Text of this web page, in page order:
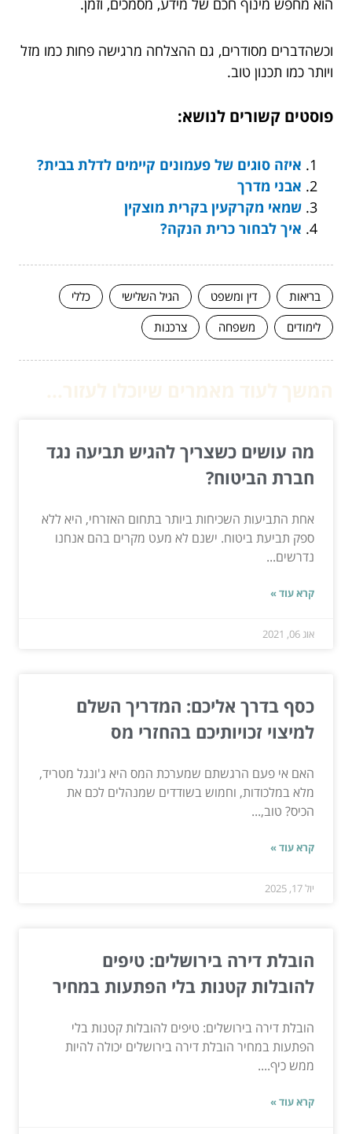
הוא מחפש מינוף חכם של מידע, מסמכים, וזמן.
וכשהדברים מסודרים, גם ההצלחה מרגישה פחות כמו מזל
ויותר כמו תכנון טוב.
פוסטים קשורים לנושא:
איזה סוגים של פעמונים קיימים לדלת בבית?
אבני מדרך
שמאי מקרקעין בקרית מוצקין
איך לבחור כרית הנקה?
בריאות דין ומשפט הגיל השלישי
כללי
לימודים
משפחה צרכנות
מה עושים כשצריך להגיש תביעה נגד
חברת הביטוח?
אחת התביעות השכיחות ביותר בתחום האזרחי, היא ללא
ספק תביעת ביטוח. ישנם לא מעט מקרים בהם אנחנו
נדרשים...
קרא עוד »
אוג 06, 2021
כסף בדרך אליכם: המדריך השלם
למיצוי זכויותיכם בהחזרי מס
האם אי פעם הרגשתם שמערכת המס היא ג'ונגל מטריד,
מלא במלכודות, וחמוש בשודדים שמנהלים לכם את
הכיס? טוב,...
קרא עוד »
יול 17, 2025
הובלת דירה בירושלים: טיפים
להובלות קטנות בלי הפתעות במחיר
הובלת דירה בירושלים: טיפים להובלות קטנות בלי
הפתעות במחיר הובלת דירה בירושלים יכולה להיות
ממש כיף....
קרא עוד »